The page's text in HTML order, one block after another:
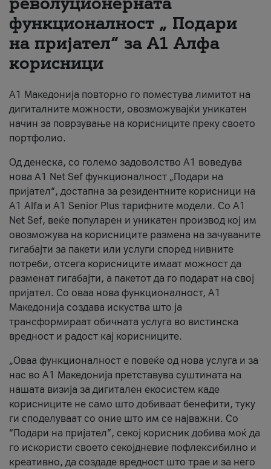
За нас
#ПодобарОнлајн
функционалност „ Подари
на пријател“ за А1 Алфа
корисници
А1 Македонија повторно го поместува лимитот на
дигиталните можности, овозможувајќи уникатен
начин за поврзување на корисниците преку своето
портфолио.
Од денеска, со големо задоволство А1 воведува
нова A1 Net Sef функционалност „Подари на
пријател“, достапна за резидентните корисници на
А1 Alfa и A1 Senior Plus тарифните модели. Со A1
Net Sef, веќе популарен и уникатен производ кој им
овозможува на корисниците размена на зачуваните
гигабајти за пакети или услуги според нивните
потреби, отсега корисниците имаат можност да
разменат гигабајти, а пакетот да го подарат на свој
пријател. Со оваа нова функционалност, А1
Македонија создава искуства што ја
трансформираат обичната услуга во вистинска
вредност и радост кај корисниците.
„Оваа функционалност е повеќе од нова услуга и за
нас во А1 Македонија претставува суштината на
нашата визија за дигитален екосистем каде
корисниците не само што добиваат бенефити, туку
ги споделуваат со оние што им се најважни. Со
“Подари на пријател”, секој корисник добива моќ да
го искористи своето секојдневие пофлексибилно и
креативно, да создаде вредност што трае и за него